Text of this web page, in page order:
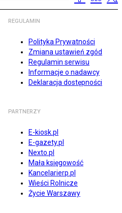
REGULAMIN
Polityka Prywatności
Zmiana ustawień zgód
Regulamin serwisu
Informacje o nadawcy
Deklaracja dostępności
PARTNERZY
E-kiosk.pl
E-gazety.pl
Nexto.pl
Mała księgowość
Kancelarierp.pl
Wieści Rolnicze
Życie Warszawy